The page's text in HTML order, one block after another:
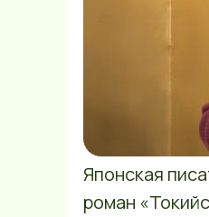
Японская
роман